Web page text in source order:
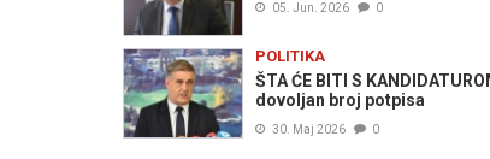
05. Jun. 2026 0
POLITIKA
ŠTA ĆE BITI S
dovoljan broj potpisa
30. Maj 2026 0